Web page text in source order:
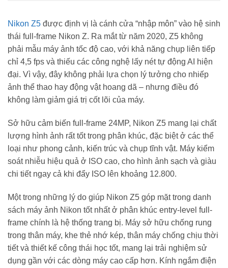
Nikon Z5 được định vị là cánh cửa “nhập môn” vào hệ sinh
thái full-frame Nikon Z. Ra mắt từ năm 2020, Z5 không
phải mẫu máy ảnh tốc độ cao, với khả năng chụp liên tiếp
chỉ 4,5 fps và thiếu các công nghệ lấy nét tự động AI hiện
đại. Vì vậy, đây không phải lựa chọn lý tưởng cho nhiếp
ảnh thể thao hay động vật hoang dã – nhưng điều đó
không làm giảm giá trị cốt lõi của máy.
Sở hữu cảm biến full-frame 24MP, Nikon Z5 mang lại chất
lượng hình ảnh rất tốt trong phân khúc, đặc biệt ở các thể
loại như phong cảnh, kiến trúc và chụp tĩnh vật. Máy kiểm
soát nhiễu hiệu quả ở ISO cao, cho hình ảnh sạch và giàu
chi tiết ngay cả khi đẩy ISO lên khoảng 12.800.
Một trong những lý do giúp Nikon Z5 góp mặt trong danh
sách máy ảnh Nikon tốt nhất ở phân khúc entry-level full-
frame chính là hệ thống trang bị. Máy sở hữu chống rung
trong thân máy, khe thẻ nhớ kép, thân máy chống chịu thời
tiết và thiết kế công thái học tốt, mang lại trải nghiệm sử
dụng gần với các dòng máy cao cấp hơn. Kính ngắm điện